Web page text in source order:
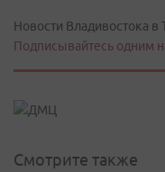
Новости Владивостока в
Подписывайтесь одним
Смотрите также